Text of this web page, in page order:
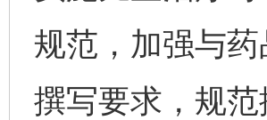
规范，加强与
撰写要求，规